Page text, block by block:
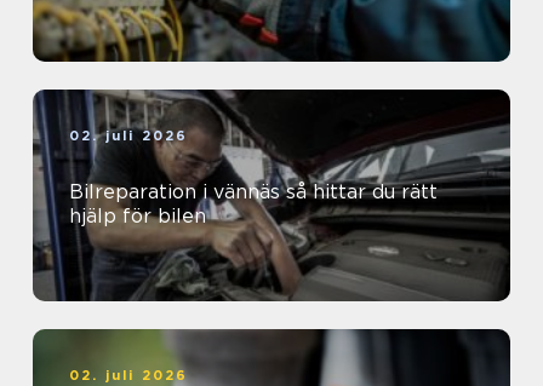
02. juli 2026
Bilreparation i vännäs så hittar du rätt
hjälp för bilen
02. juli 2026